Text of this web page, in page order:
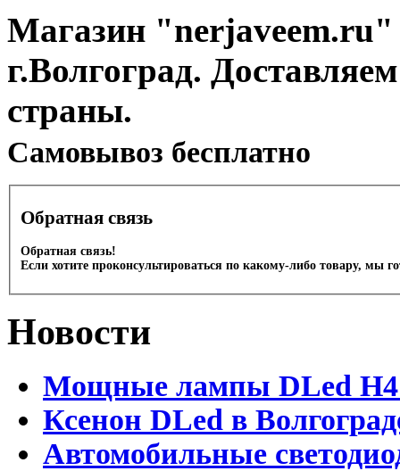
Магазин "nerjaveem.ru"
г.Волгоград.
страны.
Cамовывоз бесплатно
Обратная связь
Обратная связь!
Если хотите проконсультироваться по какому-либо товару, мы
Новости
Мощные лампы DLed H4
Ксенон DLed в
Автомобильные